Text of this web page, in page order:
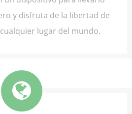
y disfruta de la libertad de
lugar del mundo.